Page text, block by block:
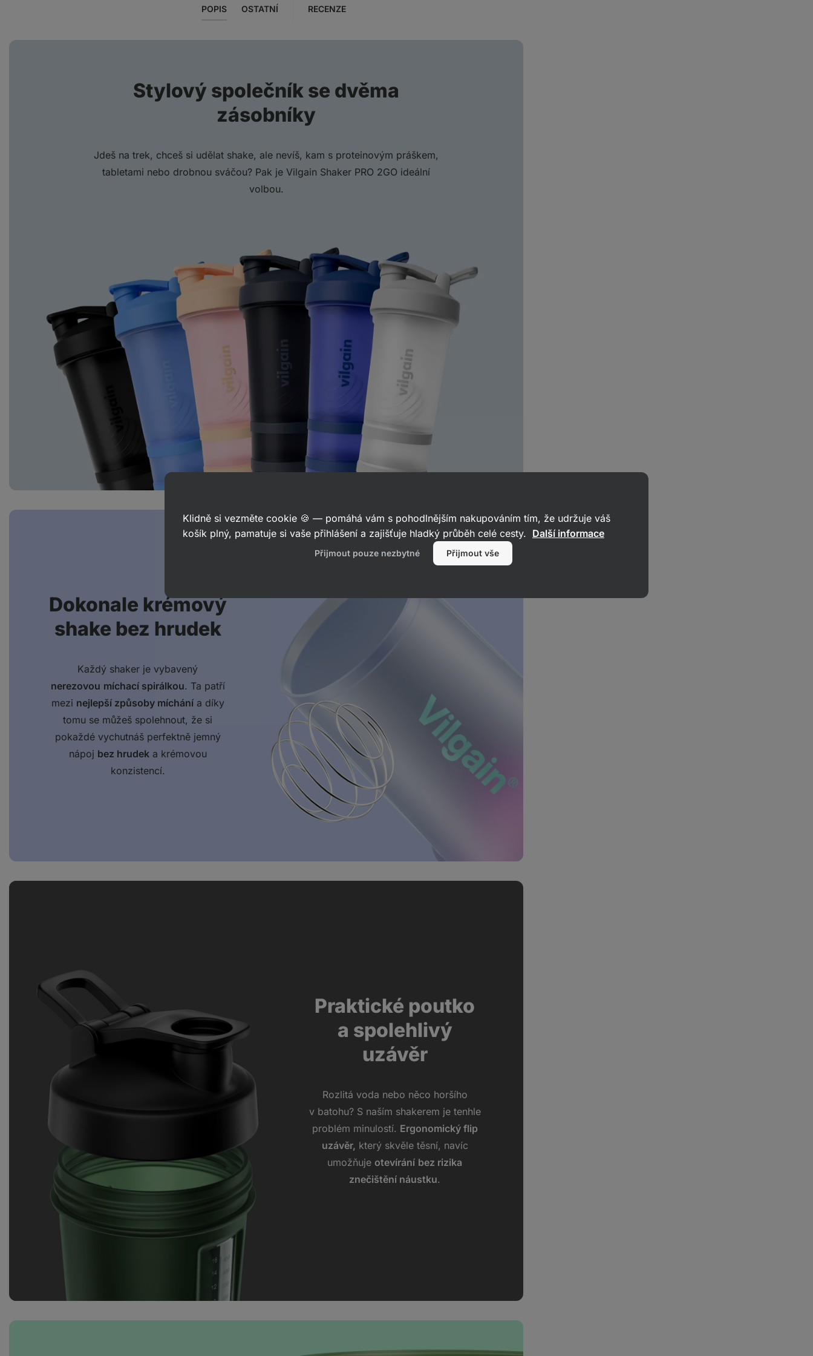
POPIS OSTATNÍ RECENZE
Stylový společník se dvěma
zásobníky
Jdeš na trek, chceš si udělat shake, ale nevíš, kam s proteinovým práškem,
tabletami nebo drobnou sváčou? Pak je Vilgain Shaker PRO 2GO ideální
volbou.
Dokonale krémový
shake bez hrudek
Každý shaker je vybavený
nerezovou míchací spirálkou. Ta patří
mezi nejlepší způsoby míchánía díky
tomu se můžeš spolehnout, že si
pokaždé vychutnáš perfektně jemný
nápoj bez hrudeka krémovou
konzistencí.
Praktické poutko
a spolehlivý
uzávěr
Rozlitá voda nebo něco horšího
v batohu? S naším shakerem je tenhle
problém minulostí. Ergonomický flip
uzávěr, který skvěle těsní, navíc
umožňuje otevírání bez rizika
znečištění náustku.
Klidně si vezměte cookie 🍪 — pomáhá vám s pohodlnějším nakupováním tím, že udržuje váš
košík plný, pamatuje si vaše přihlášení a zajišťuje hladký průběh celé cesty. Další informace
Přijmout pouze nezbytné Přijmout vše